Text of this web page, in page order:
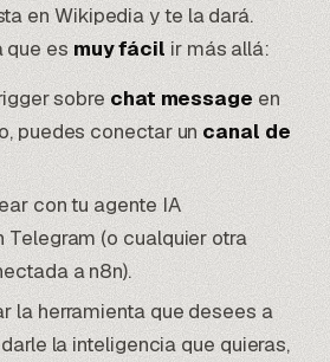
en Wikipedia y te la dará.
que es muy fácil ir más allá:
sobre chat messageen
puedes conectar un canal de
con tu agente IA
Telegram (o cualquier otra
a n8n).
la herramienta que desees a
la inteligencia que quieras,